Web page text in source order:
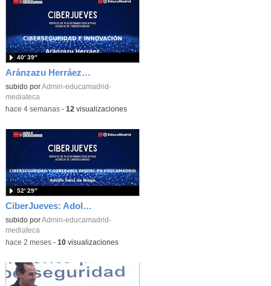
Aránzazu Herráez: Ciberseguridad e innovación: Protegiendo y transformando la vida digital
subido porAdmin-educamadrid-
mediateca
40′ 39″
-hace 4 semanas- 12 visualizaciones
CiberJueves: Adolfo Sanz de Diego
subido porAdmin-educamadrid-
mediateca
52′ 29″
-hace 2 meses- 10visualizaciones